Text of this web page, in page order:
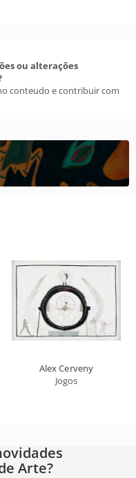
ou alterações
conteudo e contribuir com
Alex Cerveny
Jogos
Arte?